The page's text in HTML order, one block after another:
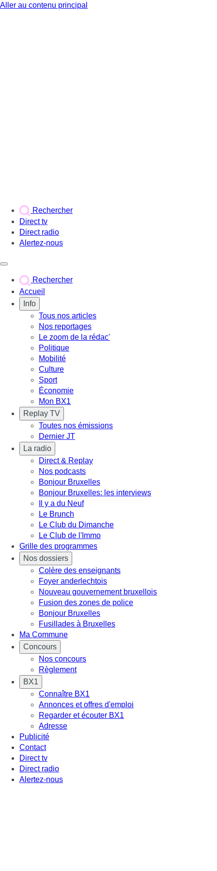
Aller au contenu principal
Rechercher
Direct tv
Direct radio
Alertez-nous
Rechercher
Accueil
Info
Tous nos articles
Nos reportages
Le zoom de la rédac'
Politique
Mobilité
Culture
Sport
Économie
Mon BX1
Replay TV
Toutes nos émissions
Dernier JT
La radio
Direct & Replay
Nos podcasts
Bonjour Bruxelles
Bonjour Bruxelles: les interviews
Il y a du Neuf
Le Brunch
Le Club du Dimanche
Le Club de l'Immo
Grille des programmes
Nos dossiers
Colère des enseignants
Foyer anderlechtois
Nouveau gouvernement bruxellois
Fusion des zones de police
Bonjour Bruxelles
Fusillades à Bruxelles
Ma Commune
Concours
Nos concours
Règlement
BX1
Connaître BX1
Annonces et offres d'emploi
Regarder et écouter BX1
Adresse
Publicité
Contact
Direct tv
Direct radio
Alertez-nous